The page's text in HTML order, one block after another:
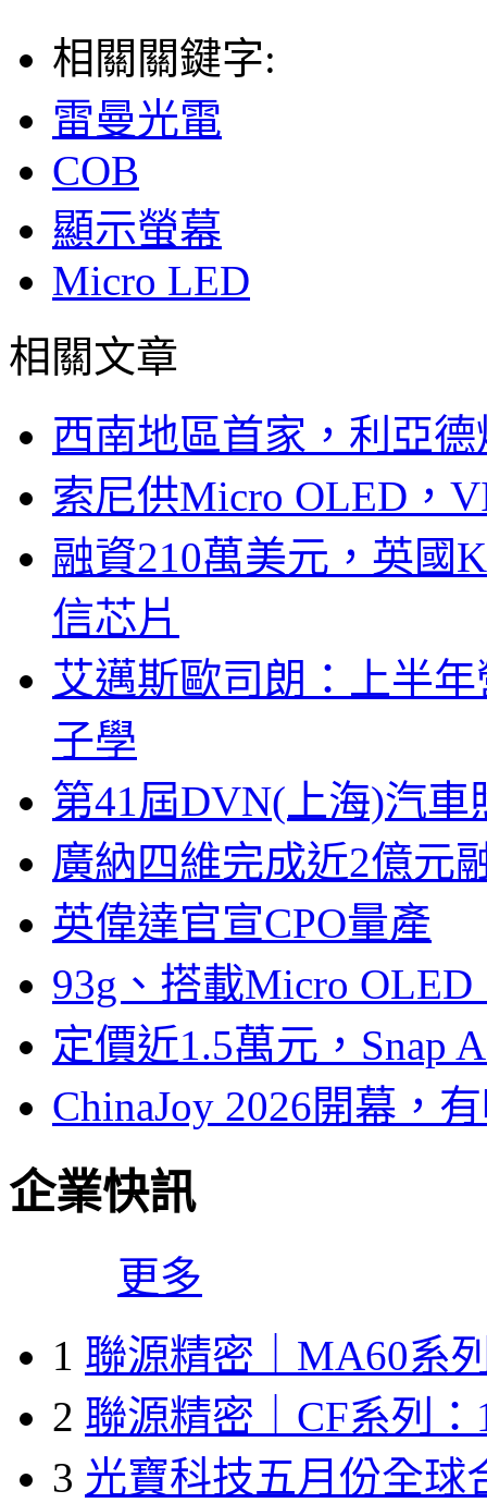
相關關鍵字:
雷曼光電
COB
顯示螢幕
Micro LED
相關文章
西南地區首家，利亞
索尼供Micro OLED，
融資210萬美元，英國
信芯片
艾邁斯歐司朗：上半
子學
第41屆DVN(上海)汽
廣納四維完成近2億元
英偉達官宣CPO量產
93g、搭載Micro
定價近1.5萬元，Snap
ChinaJoy 2026開幕，
企業快訊
更多
1 聯源精密｜MA60系
2 聯源精密｜CF系列：
3 光寶科技五月份全球